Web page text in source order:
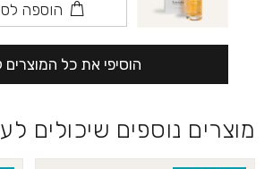
הוספה
הוסיפי את כל המוצרים לסל
מוצרים נוספים שיכולים